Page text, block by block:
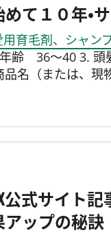
て１０年・
用育毛剤、シャン
齢 36～40 3. 頭
品名（または、
公式サイト
ップの秘訣